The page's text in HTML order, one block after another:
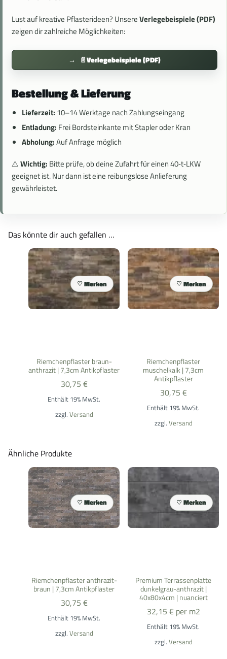
Lust auf kreative Pflasterideen? UnsereVerlegebeispiele (PDF)
zeigen dir zahlreiche Möglichkeiten:
📄Verlegebeispiele (PDF)
Bestellung & Lieferung
Lieferzeit: 10–14 Werktage nach Zahlungseingang
Entladung: Frei Bordsteinkante mit Stapler oder Kran
Abholung:Auf Anfrage möglich
⚠️Wichtig: Bitte prüfe, ob deine Zufahrt für einen 40‑t‑LKW
geeignet ist. Nur dann ist eine reibungslose Anlieferung
gewährleistet.
Das könnte dir auch gefallen …
Riemchenpflaster braun-
anthrazit | 7,3cm Antikpflaster
30,75 €
Enthält 19% MwSt.
zzgl. Versand
Merken
Riemchenpflaster
muschelkalk | 7,3cm
Antikpflaster
30,75 €
Enthält 19% MwSt.
zzgl. Versand
Merken
Ähnliche Produkte
Riemchenpflaster anthrazit-
braun | 7,3cm Antikpflaster
30,75 €
Enthält 19% MwSt.
zzgl. Versand
Merken
Premium Terrassenplatte
dunkelgrau-anthrazit |
40x80x4cm | nuanciert
32,15 € per m2
Enthält 19% MwSt.
zzgl. Versand
Merken